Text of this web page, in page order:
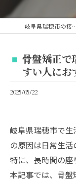
岐阜県瑞穂市の接骨
骨盤矯正で
すい人にお
2025/05/22
岐阜県瑞穂市で
の原因は日常生活
特に、長時間の座
本記事では、骨